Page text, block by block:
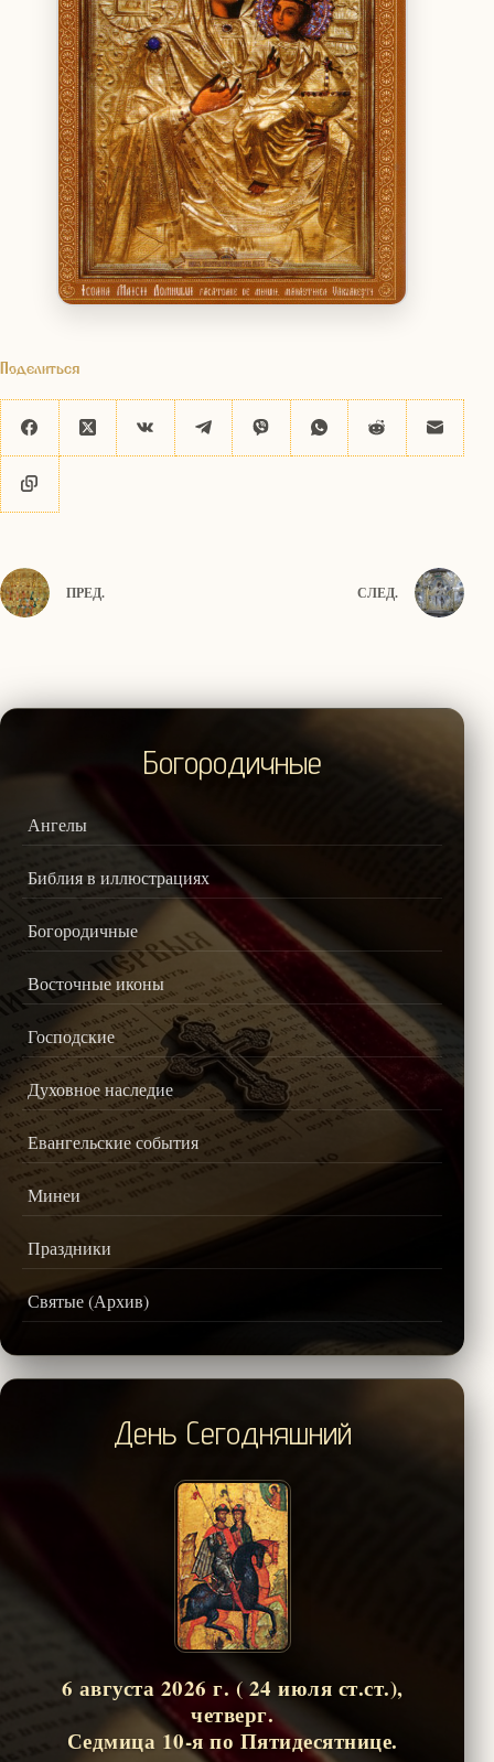
Поделиться
ПРЕД. СЛЕД.
Богородичные
Ангелы
Библия в иллюстрациях
Богородичные
Восточные иконы
Господские
Духовное наследие
Евангельские события
Минеи
Праздники
Святые (Архив)
День Сегодняшний
6 августа 2026 г. ( 24 июля ст.ст.),
четверг.
Седмица 10-я по Пятидесятнице.